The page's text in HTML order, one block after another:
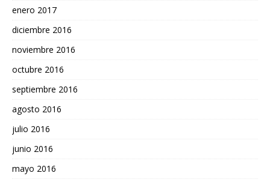
enero 2017
diciembre 2016
noviembre 2016
octubre 2016
septiembre 2016
agosto 2016
julio 2016
junio 2016
mayo 2016